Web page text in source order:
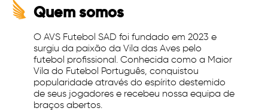
Quem somos
O AVS Futebol SAD foi fundado em 2023 e
surgiu da paixão da Vila das Aves pelo
futebol profissional. Conhecida como a Maior
Vila do Futebol Português, conquistou
popularidade através do espírito destemido
de seus jogadores e recebeu nossa equipa de
braços abertos.